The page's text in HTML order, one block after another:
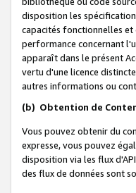
disposition les
capacités fonctionnelles et
performance concernant
apparaît dans le présent
vertu d'une licence
autres informations ou
(b) Obtention de
Vous pouvez obtenir du
expresse, vous pouvez
disposition via les flux
des flux de données sont